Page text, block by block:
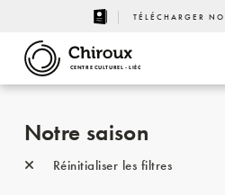
TÉLÉCHARGER
CENTRE CULTUREL - LIÈGE
Notre saison
Réinitialiser les filtres